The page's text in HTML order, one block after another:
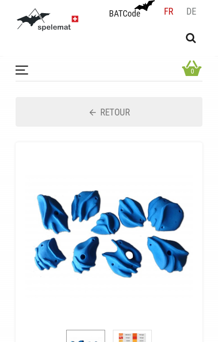
BATCode FR DE
BATCode
OK
0
RETOUR